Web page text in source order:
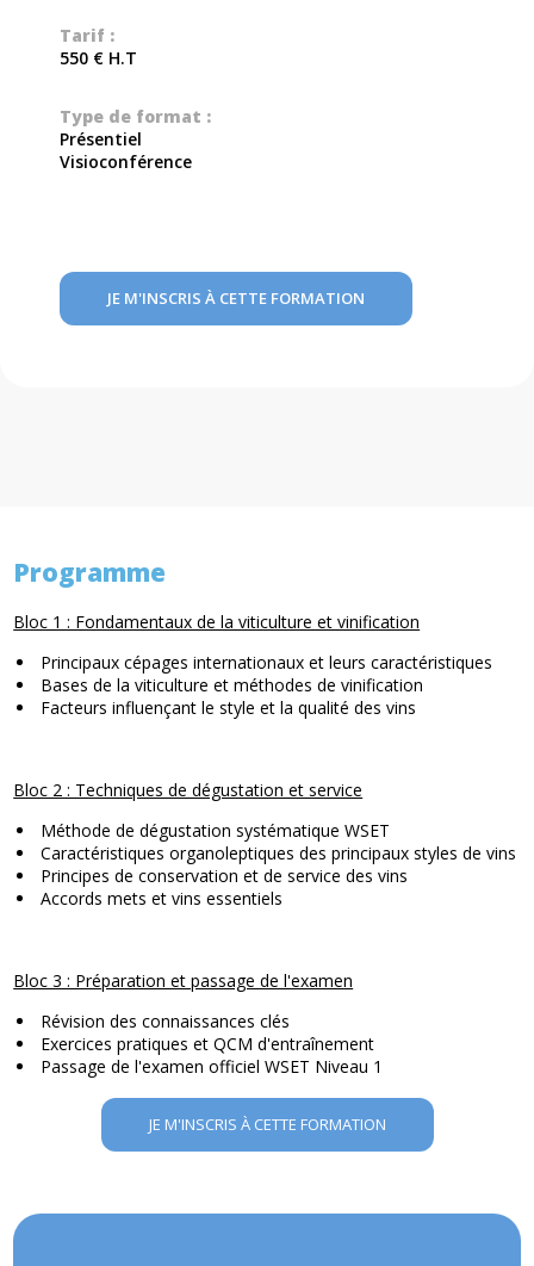
Tarif :
550 € H.T
Type de format :
Présentiel
Visioconférence
JE M'INSCRIS À CETTE FORMATION
Programme
Bloc 1 : Fondamentaux de la viticulture et vinification
Principaux cépages internationaux et leurs caractéristiques
Bases de la viticulture et méthodes de vinification
Facteurs influençant le style et la qualité des vins
Bloc 2 : Techniques de dégustation et service
Méthode de dégustation systématique WSET
Caractéristiques organoleptiques des principaux styles de vins
Principes de conservation et de service des vins
Accords mets et vins essentiels
Bloc 3 : Préparation et passage de l'examen
Révision des connaissances clés
Exercices pratiques et QCM d'entraînement
Passage de l'examen officiel WSET Niveau 1
JE M'INSCRIS À CETTE FORMATION